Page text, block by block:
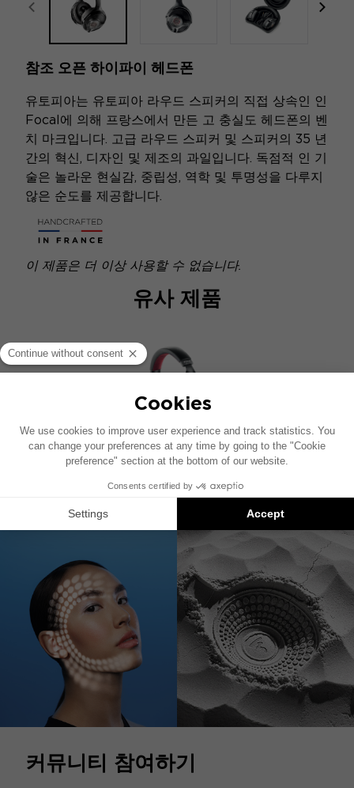
focal-naim-frontent::misc.prev_label
참조 오픈 하이파이 헤드폰
유토피아는 유토피아 라우드 스피커의 직접 상속인 인
Focal에 의해 프랑스에서 만든 고 충실도 헤드폰의 벤
치 마크입니다. 고급 라우드 스피커 및 스피커의 35 년
간의 혁신, 디자인 및 제조의 과일입니다. 독점적 인 기
술은 놀라운 현실감, 중립성, 역학 및 투명성을 다루지
않은 순도를 제공합니다.
이 제품은 더 이상 사용할 수 없습니다.
유사 제품
CLEAR MG PROFESSIONAL
커뮤니티 참여하기